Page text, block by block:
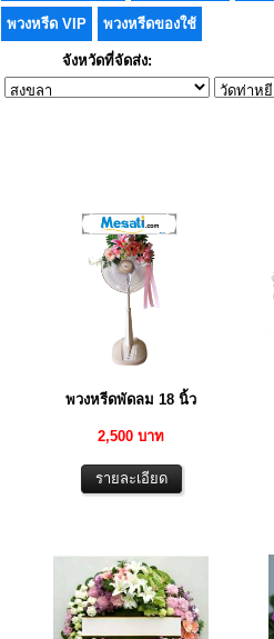
พวงหรีด VIP พวงหรีดของใช้
จังหวัดที่จัดส่ง:
พวงหรีดพัดลม 18 นิ้ว
2,500 บาท